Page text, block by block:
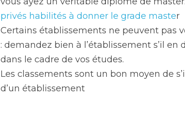
privés habilités à donner le grade master
Certains établissements ne peuvent pas
: demandez bien à l’établissement s’il
dans le cadre de vos études.
Les classements sont un bon moyen de
d’un établissement